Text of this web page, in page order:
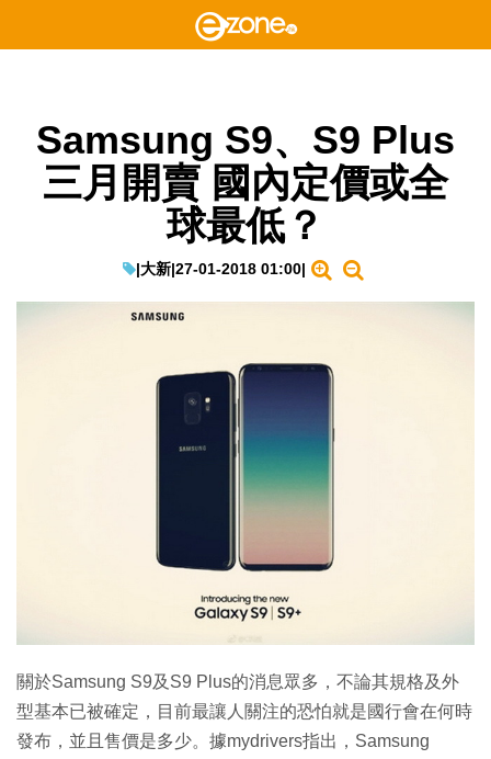
Samsung S9、S9 Plus
三月開賣 國內定價或全
球最低？
|大新|27-01-2018 01:00|
關於Samsung S9及S9 Plus的消息眾多，不論其規格及外
型基本已被確定，目前最讓人關注的恐怕就是國行會在何時
發布，並且售價是多少。據mydrivers指出，Samsung